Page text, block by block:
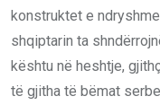
konstruktet e
shqiptarin ta
kështu në heshtje,
të gjitha të bëmat